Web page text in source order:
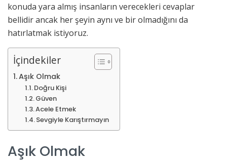
konuda yara almış insanların verecekleri cevaplar
bellidir ancak her şeyin aynı ve bir olmadığını da
hatırlatmak istiyoruz.
İçindekiler
Aşık Olmak
Doğru Kişi
Güven
Acele Etmek
Sevgiyle Karıştırmayın
Aşık Olmak